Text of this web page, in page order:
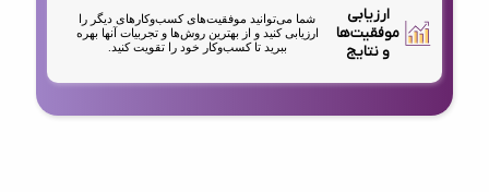
ارزیابی
موفقیت‌ها
و نتایج
شما می‌توانید موفقیت‌های کسب‌وکارهای دیگر را
ارزیابی کنید و از بهترین روش‌ها و تجربیات آنها بهره
ببرید تا کسب‌وکار خود را تقویت کنید.